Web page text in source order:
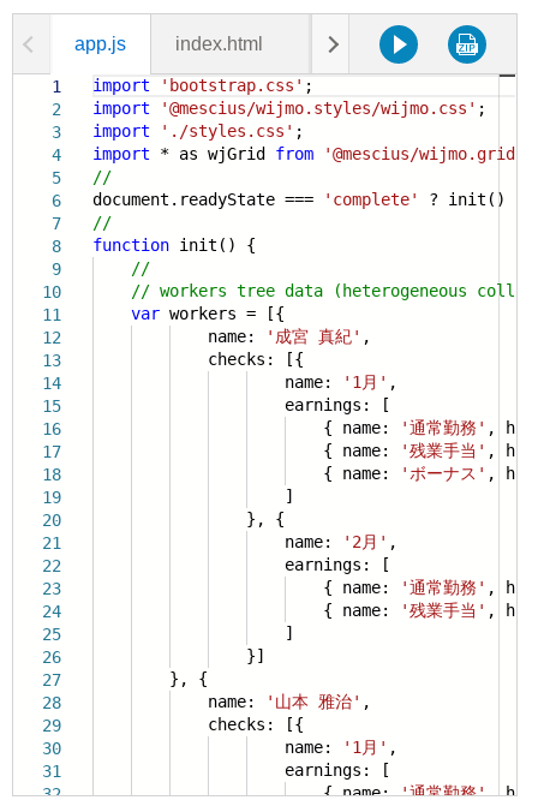
app.js index.html styles.css
1
2
3
4
5
6
7
8
9
10
11
12
13
14
15
16
17
18
19
20
21
22
23
24
25
26
27
28
29
30
31
32
import 'bootstrap.css' ;
import
'@mescius/wijmo.styles/wijmo.css' ;
import
'./styles.css' ;
import * as wjGrid from '@mescius/wijmo.grid'
//
document.readyState ===
'complete'
? init() :
//
function init() {
//
// workers tree data (heterogeneous
var workers = [{
name:
'成宮 真紀' ,
checks: [{
name:
'1月' ,
earnings: [
{ name:
'通常勤務' ,
{ name:
'残業手当' ,
{ name:
'ボーナス' ,
]
}, {
name:
'2月' ,
earnings: [
{ name:
'通常勤務' ,
{ name:
'残業手当' ,
]
}]
}, {
name:
'山本 雅治' ,
checks: [{
name:
'1月' ,
earnings: [
{ name:'通常勤務',